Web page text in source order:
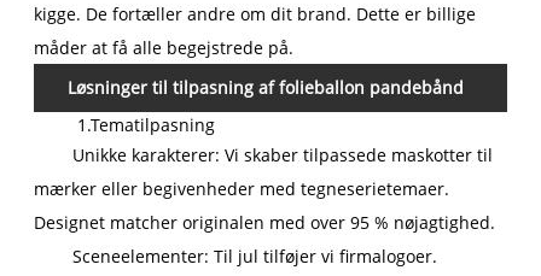
kigge. De fortæller andre om dit brand. Dette er billige
måder at få alle begejstrede på.
Løsninger til tilpasning af folieballon pandebånd
1.Tematilpasning
Unikke karakterer: Vi skaber tilpassede maskotter til
mærker eller begivenheder med tegneserietemaer.
Designet matcher originalen med over 95 % nøjagtighed.
Sceneelementer: Til jul tilføjer vi firmalogoer.